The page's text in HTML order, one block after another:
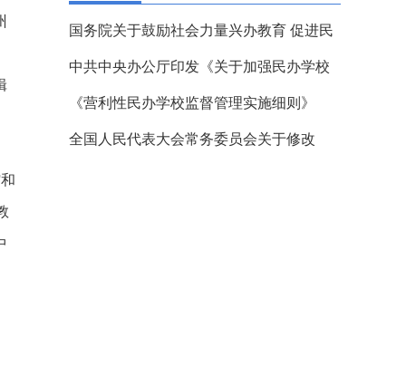
国务院关于鼓励社会力量兴办教育 促进民
办教育健康发展的若干意见
中共中央办公厅印发《关于加强民办学校
党的建设工作的意见(试行)》的通知
《营利性民办学校监督管理实施细则》
全国人民代表大会常务委员会关于修改